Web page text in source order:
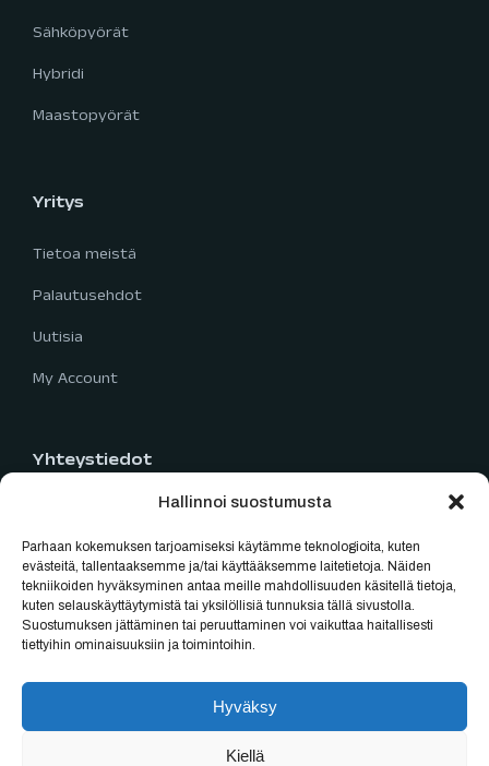
Hallinnoi suostumusta
Parhaan kokemuksen tarjoamiseksi käytämme teknologioita, kuten
evästeitä, tallentaaksemme ja/tai käyttääksemme laitetietoja. Näiden
tekniikoiden hyväksyminen antaa meille mahdollisuuden käsitellä tietoja,
kuten selauskäyttäytymistä tai yksilöllisiä tunnuksia tällä sivustolla.
Suostumuksen jättäminen tai peruuttaminen voi vaikuttaa haitallisesti
tiettyihin ominaisuuksiin ja toimintoihin.
Hyväksy
Kiellä
Sähköpyörät
Hybridi
Maastopyörät
Yritys
Tietoa meistä
Palautusehdot
Uutisia
My Account
Yhteystiedot
040 777 2819
myynti@oulubikes.fi
Arkisin: 10:00-18:00